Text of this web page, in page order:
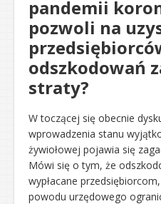
pandemii
pozwoli na
odszkodowań
straty?
W toczącej się obecnie
wprowadzenia stanu
żywiołowej pojawia się
Mówi się o tym, że
wypłacane
powodu urzędowego